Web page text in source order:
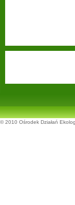
© 2010 Ośrodek Działań